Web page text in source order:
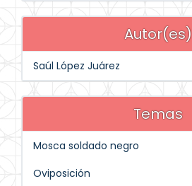
Autor(es)
Saúl López Juárez
Temas
Mosca soldado negro
Oviposición